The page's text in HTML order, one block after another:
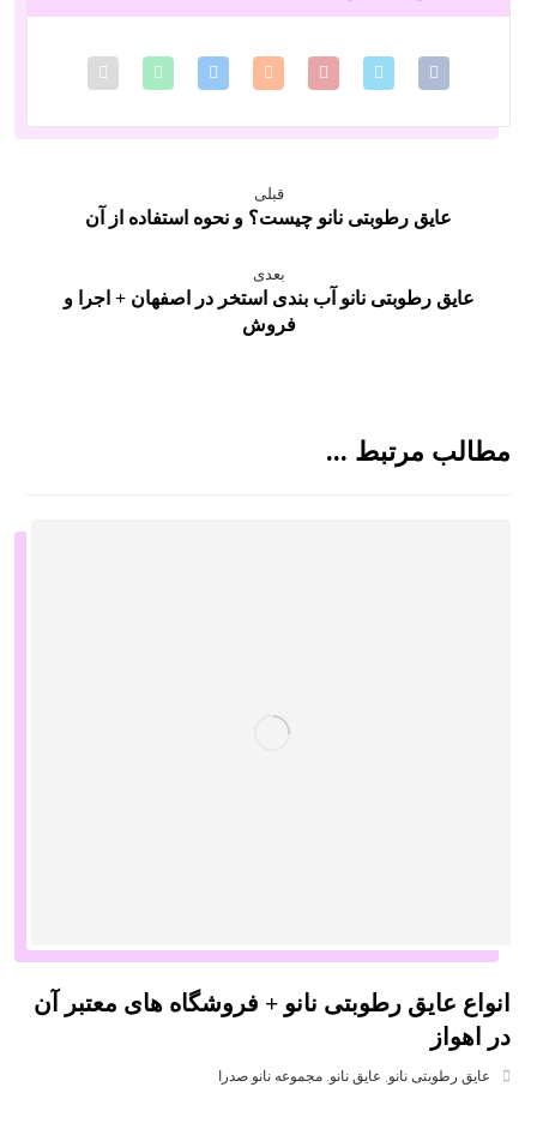
قبلی
عایق رطوبتی نانو چیست؟ و نحوه استفاده از آن
بعدی
عایق رطوبتی نانو آب بندی استخر در اصفهان + اجرا و
فروش
مطالب مرتبط ...
انواع عایق رطوبتی نانو + فروشگاه های معتبر آن
در اهواز
عایق رطوبتی نانو عایق نانو ,مجموعه نانو صدرا